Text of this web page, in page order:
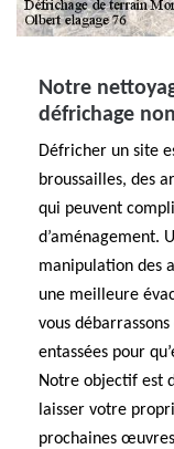
Notre
défrichage
Défricher un site
broussailles, des
qui peuvent
d’aménagement.
manipulation des
une meilleure
vous
entassées pour
Notre objectif est
laisser votre
prochaines